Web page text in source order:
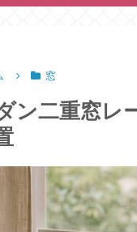
窓
ン二重窓レ